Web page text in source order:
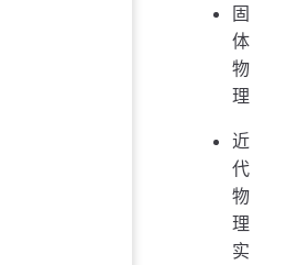
固
体
物
理
近
代
物
理
实